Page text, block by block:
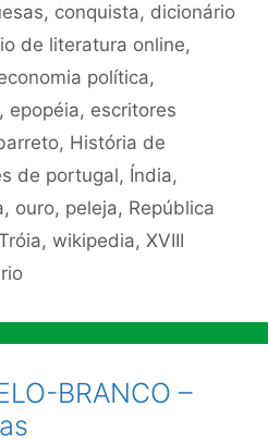
, conquista, dicionário
de literatura online,
política,
, epopéia, escritores
, História de
de portugal, Índia,
, ouro, peleja, República
, wikipedia, XVIII
BRANCO –